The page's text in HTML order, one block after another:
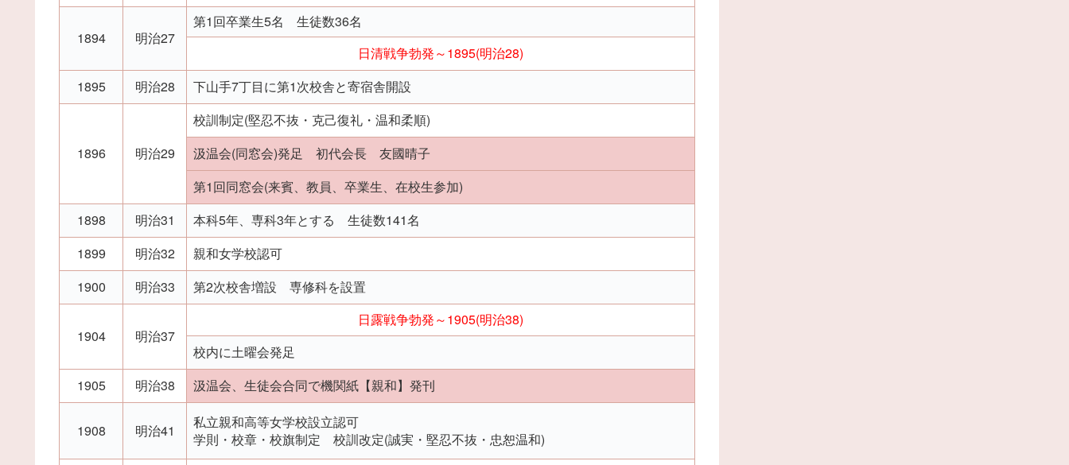
1894 明治27
第1回卒業生5名 生徒数36名
日清戦争勃発～1895(明治28)
1895
明治28 下山手7丁目に第1次校舎と寄宿舎開設
1896 明治29
校訓制定(堅忍不抜・克己復礼・温和柔順)
汲温会(同窓会)発足 初代会長 友國晴子
第1回同窓会(来賓、教員、卒業生、在校生参加)
1898
明治31
本科5年、専科3年とする 生徒数141名
1899
明治32
親和女学校認可
1900
明治33 第2次校舎増設 専修科を設置
1904 明治37
日露戦争勃発～1905(明治38)
校内に土曜会発足
1905
明治38 汲温会、生徒会合同で機関紙【親和】発刊
1908 明治41
私立親和高等女学校設立認可
学則・校章・校旗制定 校訓改定(誠実・堅忍不抜・忠恕温和)